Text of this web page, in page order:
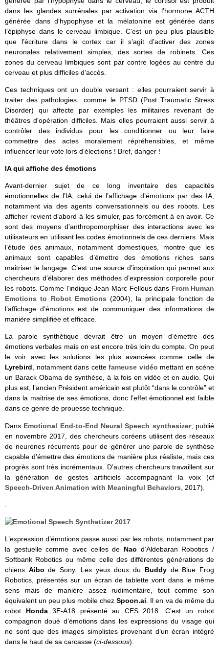
dans les glandes surrénales par activation via l’hormone ACTH
générée dans d’hypophyse et la mélatonine est générée dans
l’épiphyse dans le cerveau limbique. C’est un peu plus plausible
que l’écriture dans le cortex car il s’agit d’activer des zones
neuronales relativement simples, des sortes de robinets. Ces
zones du cerveau limbiques sont par contre logées au centre du
cerveau et plus difficiles d’accès.
Ces techniques ont un double versant : elles pourraient servir à
traiter des pathologies comme le PTSD (Post Traumatic Stress
Disorder) qui affecte par exemples les militaires revenant de
théâtres d’opération difficiles. Mais elles pourraient aussi servir à
contrôler des individus pour les conditionner ou leur faire
commettre des actes moralement répréhensibles, et même
influencer leur vote lors d’élections ! Bref, danger !
IA qui affiche des émotions
Avant-dernier sujet de ce long inventaire des capacités
émotionnelles de l’IA, celui de l’affichage d’émotions par des IA,
notamment via des agents conversationnels ou des robots. Les
afficher revient d’abord à les simuler, pas forcément à en avoir. Ce
sont des moyens d’anthropomorphiser des interactions avec les
utilisateurs en utilisant les codes émotionnels de ces derniers. Mais
l’étude des animaux, notamment domestiques, montre que les
animaux sont capables d’émettre des émotions riches sans
maitriser le langage. C’est une source d’inspiration qui permet aux
chercheurs d’élaborer des méthodes d’expression corporelle pour
les robots. Comme l’indique Jean-Marc Fellous dans From Human
Emotions to Robot Emotions (2004), la principale fonction de
l’affichage d’émotions est de communiquer des informations de
manière simplifiée et efficace.
La parole synthétique devrait être un moyen d’émettre des
émotions verbales mais on est encore très loin du compte. On peut
le voir avec les solutions les plus avancées comme celle de
Lyrebird, notamment dans cette fameuse vidéo mettant en scène
un Barack Obama de synthèse, à la fois en vidéo et en audio. Qui
plus est, l’ancien Président américain est plutôt “dans le contrôle” et
dans la maitrise de ses émotions, donc l’effet émotionnel est faible
dans ce genre de prouesse technique.
Dans Emotional End-to-End Neural Speech synthesizer, publié
en novembre 2017, des chercheurs coréens utilisent des réseaux
de neurones récurrents pour de générer une parole de synthèse
capable d’émettre des émotions de manière plus réaliste, mais ces
progrès sont très incrémentaux. D’autres chercheurs travaillent sur
la génération de gestes artificiels accompagnant la voix (cf
Speech-Driven Animation with Meaningful Behaviors , 2017).
L’expression d’émotions passe aussi par les robots, notamment par
la gestuelle comme avec celles de Nao d’Aldebaran Robotics /
Softbank Robotics ou même celle des différentes générations de
chiens Aibo de Sony. Les yeux doux du Buddyde Blue Frog
Robotics, présentés sur un écran de tablette vont dans le même
sens mais de manière assez rudimentaire, tout comme son
équivalent un peu plus mobile chez Spoon.ai . Il en va de même du
robot Honda3E-A18 présenté au CES 2018. C’est un robot
compagnon doué d’émotions dans les expressions du visage qui
ne sont que des images simplistes provenant d’un écran intégré
dans le haut de sa carcasse (ci-dessous).